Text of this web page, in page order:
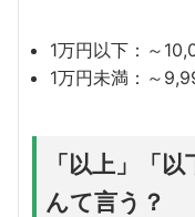
1万円以下：～
1万円未満：～
「以上」「
んて言う？